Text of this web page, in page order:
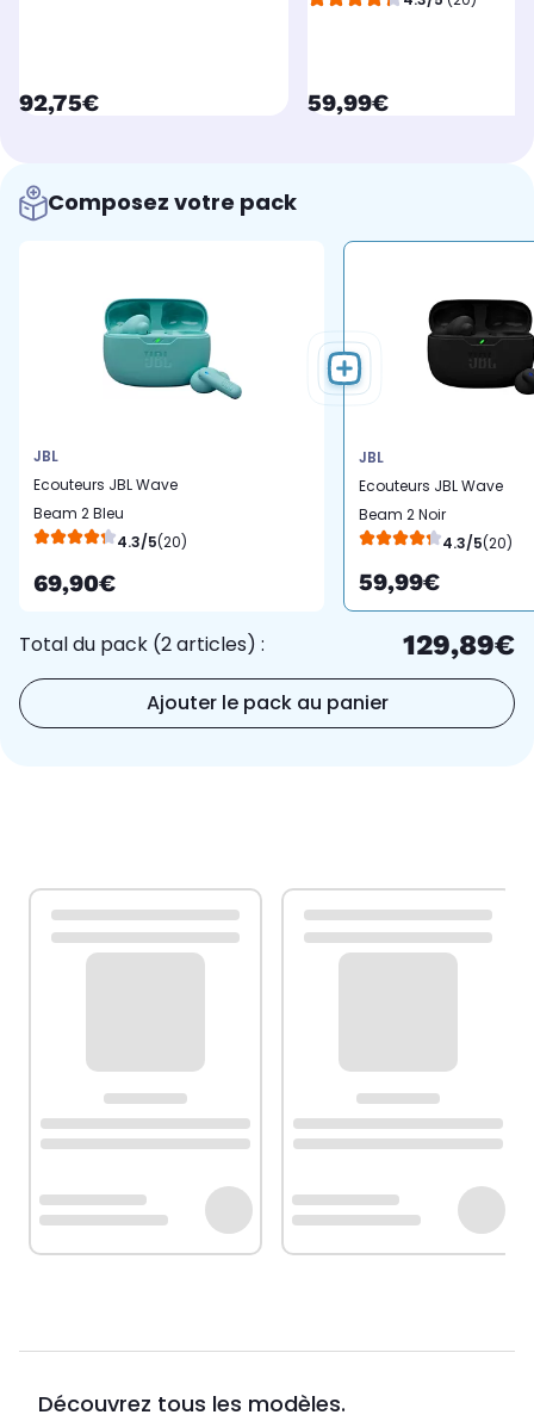
currentPrice
92,75€ currentPrice
59,99€
Composez votre pack
JBL
Ecouteurs JBL Wave
Beam 2 Bleu
4.3/5(20)
69,90€
JBL
Ecouteurs JBL Wave
Beam 2 Noir
4.3/5(20)
59,99€
Total du pack (2 articles) : 129,89€
Ajouter le pack au panier
Découvrez tous les modèles.